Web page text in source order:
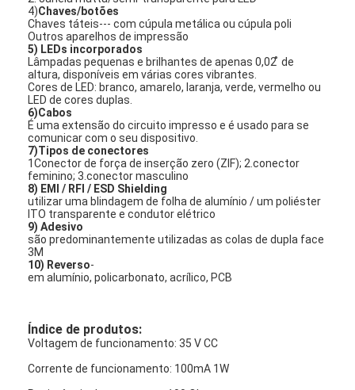
Vídeos
Espetáculo VR
Sobre nós
Visita à fábrica
Controle de qualidade
Contacte-nos
Notícias
Solicite um orçamento
Interruptor de membrana do diodo emissor de luz
Interruptor de membrana tátil
4)Chaves/botões
Chaves táteis--- com cúpula metálica ou cúpula poli
Outros aparelhos de impressão
5) LEDs incorporados
Lâmpadas pequenas e brilhantes de apenas 0,02 ̊ de
altura, disponíveis em várias cores vibrantes.
Cores de LED: branco, amarelo, laranja, verde, vermelho ou
LED de cores duplas.
6)Cabos
É uma extensão do circuito impresso e é usado para se
comunicar com o seu dispositivo.
7)Tipos de conectores
1Conector de força de inserção zero (ZIF); 2.conector
feminino; 3.conector masculino
8) EMI / RFI / ESD Shielding
utilizar uma blindagem de folha de alumínio / um poliéster
ITO transparente e condutor elétrico
9) Adesivo
são predominantemente utilizadas as colas de dupla face
3M
10) Reverso-
em alumínio, policarbonato, acrílico, PCB
Índice de produtos:
Voltagem de funcionamento: 35 V CC
Corrente de funcionamento: 100mA 1W